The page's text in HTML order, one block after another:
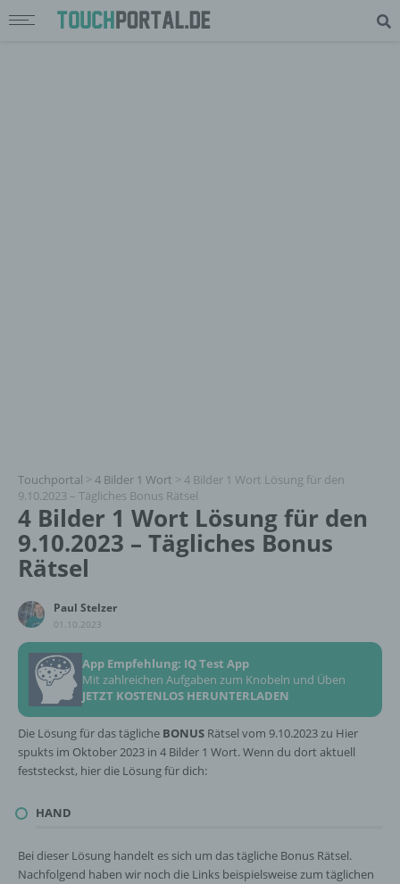
Touchportal > 4 Bilder 1 Wort > 4 Bilder 1 Wort Lösung für den
9.10.2023 – Tägliches Bonus Rätsel
4 Bilder 1 Wort Lösung für den
9.10.2023 – Tägliches Bonus
Rätsel
Paul Stelzer
01.10.2023
App Empfehlung: IQ Test App
Mit zahlreichen Aufgaben zum Knobeln und Üben
JETZT KOSTENLOS HERUNTERLADEN
Die Lösung für das tägliche BONUS Rätsel vom 9.10.2023 zu Hier
spukts im Oktober 2023 in 4 Bilder 1 Wort. Wenn du dort aktuell
feststeckst, hier die Lösung für dich:
HAND
Bei dieser Lösung handelt es sich um das tägliche Bonus Rätsel.
Nachfolgend haben wir noch die Links beispielsweise zum täglichen